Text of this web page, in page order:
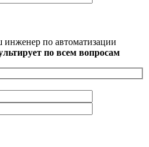
по автоматизации
по всем вопросам